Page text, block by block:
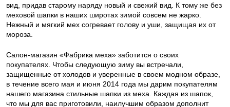
вид, придав старому наряду новый и свежий вид. К тому же без
меховой шапки в наших широтах зимой совсем не жарко.
Нежный и мягкий мех согревает голову и уши, защищая их от
мороза.
Салон-магазин «Фабрика меха» заботится о своих
покупателях. Чтобы следующую зиму вы встречали,
защищенные от холодов и уверенные в своем модном образе,
в течение всего мая и июня 2014 года мы дарим покупателям
нашего магазина стильные шапки из меха. Каждая из шапок,
что мы для вас приготовили, наилучшим образом дополнит